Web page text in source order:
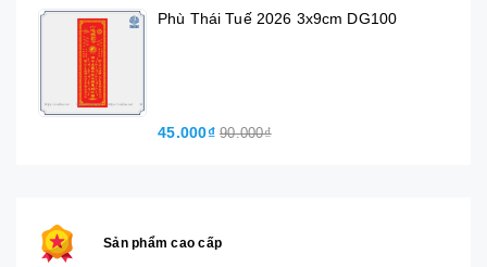
Phù Thái Tuế 2026 3x9cm DG100
45.000₫ 90.000₫
Sản phẩm cao cấp